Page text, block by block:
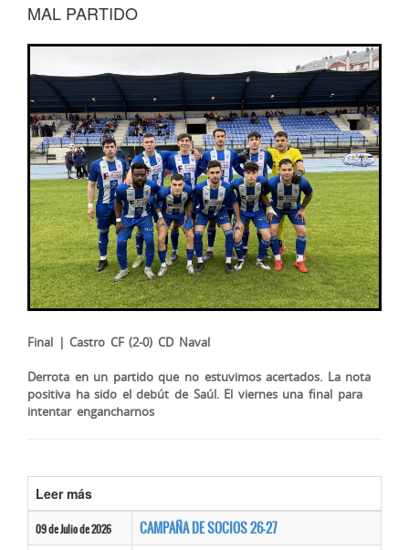
MAL PARTIDO
Final | Castro CF (2-0) CD Naval
Derrota en un partido que no estuvimos acertados. La nota
positiva ha sido el debút de Saúl. El viernes una final para
intentar engancharnos
Leer más
09 de Julio de 2026 CAMPAÑA DE SOCIOS 26-27